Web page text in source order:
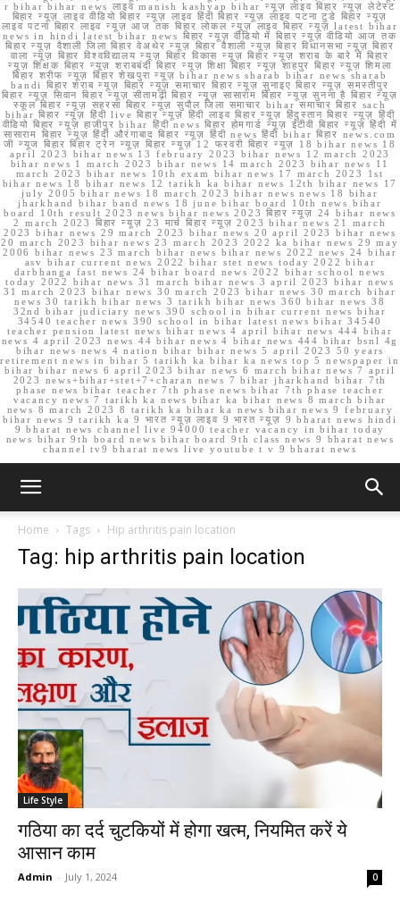
r bihar bihar news लाइव manish kashyap bihar न्यूज़ लाइव बिहार न्यूज़ लेटेस्ट
बिहार न्यूज़ लाइव वीडियो बिहार न्यूज़ लाइव हिंदी बिहार न्यूज़ लाइव पटना टुडे बिहार न्यूज़
लाइव पटना बिहार लाइव न्यूज़ आज तक बिहार लोकल न्यूज़ लाइव बिहार न्यूज़ latest bihar
news in hindi latest bihar news बिहार न्यूज़ वीडियो में बिहार न्यूज़ वीडियो आज तक
बिहार न्यूज़ वैशाली जिला बिहार वेअथेर न्यूज़ बिहार वैशाली न्यूज़ बिहार विधानसभा न्यूज़ बिहार
वाला न्यूज़ बिहार विश्वविद्यालय न्यूज़ बिहार विकास न्यूज़ बिहार न्यूज़ शराब के बारे में बिहार
न्यूज़ शिक्षक बिहार न्यूज़ शराबबंदी बिहार न्यूज़ शिक्षा बिहार न्यूज़ शाहपुर बिहार न्यूज़ शिमला
बिहार शरीफ न्यूज़ बिहार शेखपुरा न्यूज़ bihar news sharab bihar news sharab
bandi बिहार शराब न्यूज़ बिहार न्यूज़ समाचार बिहार न्यूज़ सुनाइए बिहार न्यूज़ समस्तीपुर
बिहार न्यूज़ सिवान बिहार न्यूज़ सीतामढ़ी बिहार न्यूज़ सासाराम बिहार न्यूज़ सुनना है बिहार न्यूज़
स्कूल बिहार न्यूज़ सहरसा बिहार न्यूज़ सुपौल जिला समाचार bihar समाचार बिहार sach
bihar बिहार न्यूज़ हिंदी live बिहार न्यूज़ हिंदी लाइव बिहार न्यूज़ हिंदुस्तान बिहार न्यूज़ हिंदी
वीडियो बिहार न्यूज़ हाजीपुर bihar हिंदी news बिहार होमगार्ड न्यूज़ ईटीवी बिहार न्यूज़ हिंदी में
सासाराम बिहार न्यूज़ हिंदी औरंगाबाद बिहार न्यूज़ हिंदी news हिंदी bihar बिहार news.com
जी न्यूज बिहार बिहार ट्रेन न्यूज़ बिहार न्यूज़ 12 फरवरी बिहार न्यूज़ 18 bihar news 18
april 2023 bihar news 13 february 2023 bihar news 12 march 2023
bihar news 1 march 2023 bihar news 14 march 2023 bihar news 11
march 2023 bihar news 10th exam bihar news 17 march 2023 1st
bihar news 18 bihar news 12 tarikh ka bihar news 12th bihar news 17
july 2005 bihar news 18 march 2023 bihar news news 18 bihar
jharkhand bihar band news 18 june bihar board 10th news bihar
board 10th result 2023 news bihar news 2023 बिहार न्यूज़ 24 bihar news
2 march 2023 बिहार न्यूज़ 23 मार्च बिहार न्यूज़ 2023 bihar news 21 march
2023 bihar news 29 march 2023 bihar news 20 april 2023 bihar news
20 march 2023 bihar news 23 march 2023 2022 ka bihar news 29 may
2006 bihar news 23 march bihar news bihar news 2022 news 24 bihar
asv bihar current news 2022 bihar stet news today 2022 bihar
darbhanga fast news 24 bihar board news 2022 bihar school news
today 2022 bihar news 31 march bihar news 3 april 2023 bihar news
31 march 2023 bihar news 30 march 2023 bihar news 30 march bihar
news 30 tarikh bihar news 3 tarikh bihar news 360 bihar news 38
32nd bihar judiciary news 390 school in bihar current news bihar
34540 teacher news 390 school in bihar latest news bihar 34540
teacher pension latest news bihar news 4 april bihar news 444 bihar
news 4 april 2023 news 44 bihar news 4 bihar news 444 bihar bsnl 4g
bihar news news 4 nation bihar bihar news 5 april 2023 50 years
retirement news in bihar 5 tarikh ka bihar ka news top 5 newspaper in
bihar bihar news 6 april 2023 bihar news 6 march bihar news 7 april
2023 news+bihar+stet+7+charan news 7 bihar jharkhand bihar 7th
phase news bihar teacher 7th phase news bihar 7th phase teacher
vacancy news 7 tarikh ka news bihar ka bihar news 8 march bihar
news 8 march 2023 8 tarikh ka bihar ka news bihar news 9 february
bihar news 9 tarikh ka 9 भारत न्यूज़ लाइव 9 भारत न्यूज़ 9 bharat news hindi
9 bharat news channel live 94000 teacher vacancy in bihar today
news bihar 9th board news bihar board 9th class news 9 bharat news
channel tv9 bharat news live youtube t v 9 bharat news
Home Tags Hip arthritis pain location
Tag: hip arthritis pain location
Life Style
गठिया का दर्द चुटकियों में होगा खत्म, नियमित करें ये
आसान काम
Admin - July 1, 2024 0